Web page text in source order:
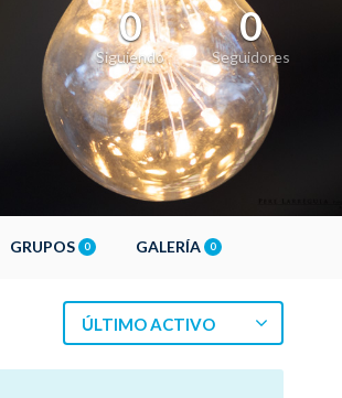
0
Siguiendo
0
Seguidores
GRUPOS 0 GALERÍA 0
ÚLTIMO ACTIVO